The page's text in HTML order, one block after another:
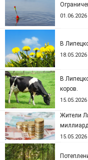
01.06.2026
В
18.05.2026
В
коров.
15.05.2026
Жители
15.05.2026